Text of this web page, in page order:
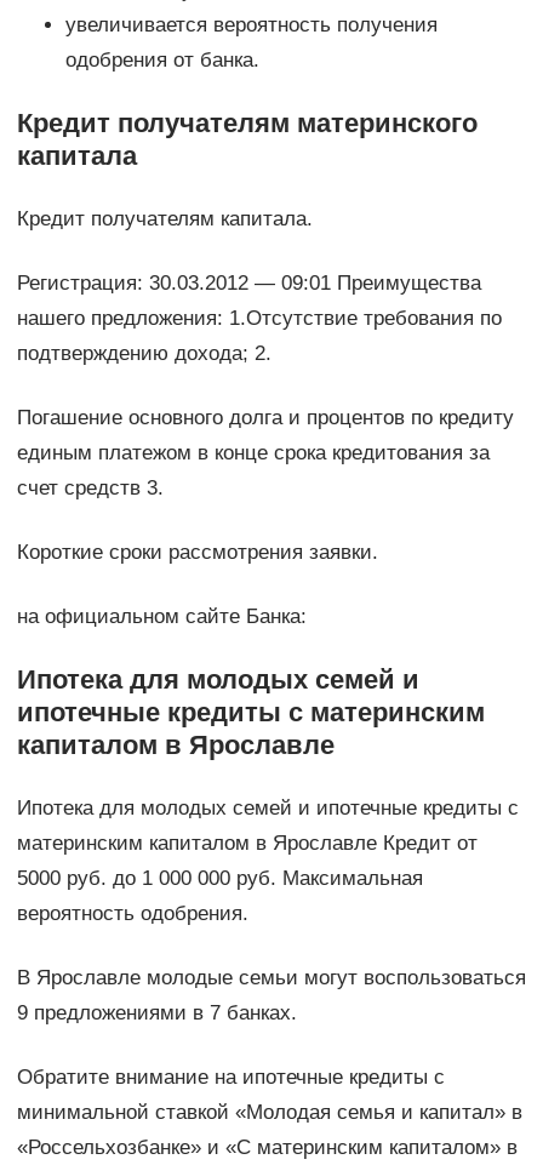
увеличивается вероятность получения
одобрения от банка.
Кредит получателям материнского
капитала
Кредит получателям капитала.
Регистрация: 30.03.2012 — 09:01 Преимущества
нашего предложения: 1.Отсутствие требования по
подтверждению дохода; 2.
Погашение основного долга и процентов по кредиту
единым платежом в конце срока кредитования за
счет средств 3.
Короткие сроки рассмотрения заявки.
на официальном сайте Банка:
Ипотека для молодых семей и
ипотечные кредиты с материнским
капиталом в Ярославле
Ипотека для молодых семей и ипотечные кредиты с
материнским капиталом в Ярославле Кредит от
5000 руб. до 1 000 000 руб. Максимальная
вероятность одобрения.
В Ярославле молодые семьи могут воспользоваться
9 предложениями в 7 банках.
Обратите внимание на ипотечные кредиты с
минимальной ставкой «Молодая семья и капитал» в
«Россельхозбанке» и «С материнским капиталом» в